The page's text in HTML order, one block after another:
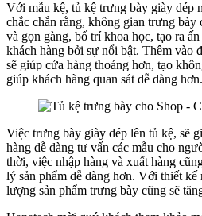
Với mẫu kệ, tủ kệ trưng bày giày dép
chắc chắn rằng, không gian trưng bày
và gọn gàng, bố trí khoa học, tạo ra
khách hàng bởi sự nổi bật. Thêm vào
sẽ giúp cửa hàng thoáng hơn, tạo
giúp khách hàng quan sát dễ dàng hơn.
Việc trưng bày giày dép lên tủ kệ, sẽ
hàng dễ dàng tư vấn các mẫu cho
thời, việc nhập hàng và xuất hàng
lý sản phẩm dễ dàng hơn. Với thiết
lượng sản phẩm trưng bày cũng sẽ